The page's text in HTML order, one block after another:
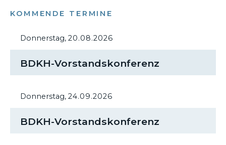
KOMMENDE TERMINE
Donnerstag, 20.08.2026
BDKH-Vorstandskonferenz
Donnerstag, 24.09.2026
BDKH-Vorstandskonferenz